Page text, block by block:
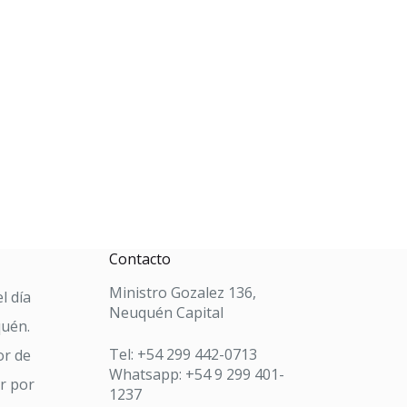
día
de
por
Contacto
Ministro Gozalez 136,
Neuquén Capital
Tel: +54 299 442-0713
Whatsapp: +54 9 299 401-
1237